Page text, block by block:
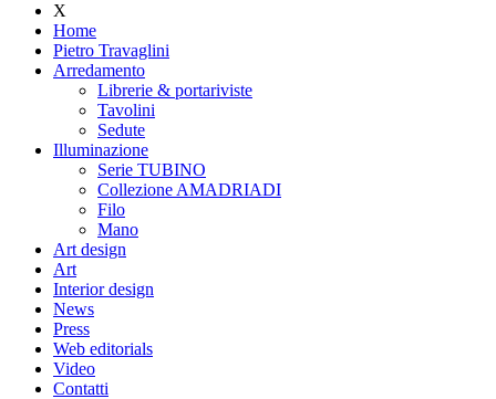
X
Home
Pietro Travaglini
Arredamento
Librerie & portariviste
Tavolini
Sedute
Illuminazione
Serie TUBINO
Collezione AMADRIADI
Filo
Mano
Art design
Art
Interior design
News
Press
Web editorials
Video
Contatti